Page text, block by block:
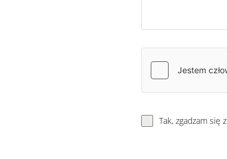
Tak, zgadzam się z